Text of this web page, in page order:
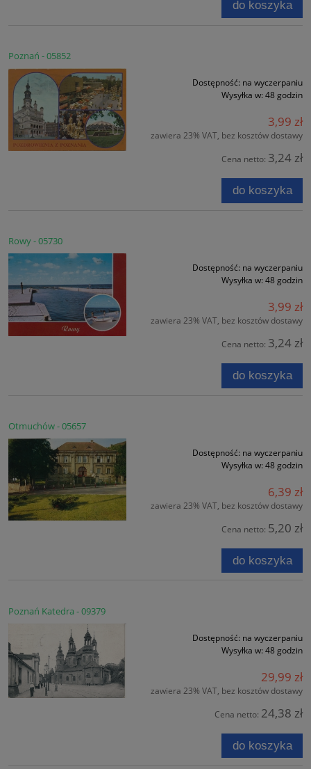
do koszyka
Poznań - 05852
Dostępność: na wyczerpaniu
Wysyłka w: 48 godzin
3,99 zł
zawiera 23% VAT, bez kosztów dostawy
Cena netto: 3,24 zł
do koszyka
Rowy - 05730
Dostępność: na wyczerpaniu
Wysyłka w: 48 godzin
3,99 zł
zawiera 23% VAT, bez kosztów dostawy
Cena netto: 3,24 zł
do koszyka
Otmuchów - 05657
Dostępność: na wyczerpaniu
Wysyłka w: 48 godzin
6,39 zł
zawiera 23% VAT, bez kosztów dostawy
Cena netto: 5,20 zł
do koszyka
Poznań Katedra - 09379
Dostępność: na wyczerpaniu
Wysyłka w: 48 godzin
29,99 zł
zawiera 23% VAT, bez kosztów dostawy
Cena netto: 24,38 zł
do koszyka